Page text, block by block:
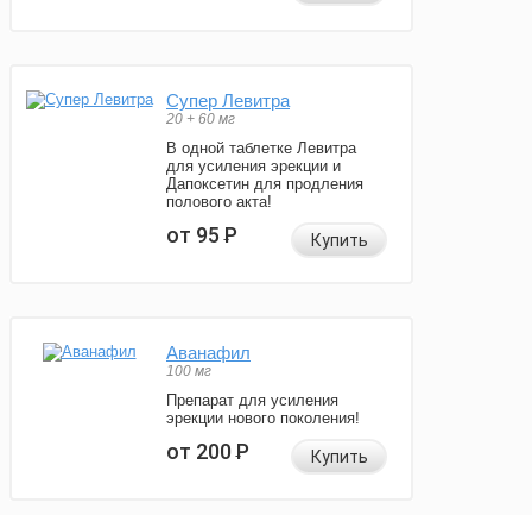
Супер Левитра
20 + 60 мг
В одной таблетке Левитра
для усиления эрекции и
Дапоксетин для продления
полового акта!
от 95Р Купить
Аванафил
100 мг
Препарат для усиления
эрекции нового поколения!
от 200Р Купить